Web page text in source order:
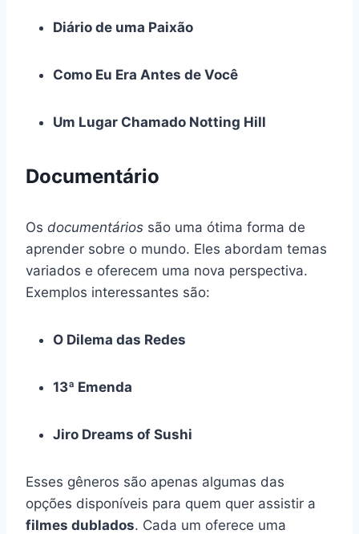
Diário de uma Paixão
Como Eu Era Antes de Você
Um Lugar Chamado Notting Hill
Documentário
Os documentários são uma ótima forma de
aprender sobre o mundo. Eles abordam temas
variados e oferecem uma nova perspectiva.
Exemplos interessantes são:
O Dilema das Redes
13ª Emenda
Jiro Dreams of Sushi
Esses gêneros são apenas algumas das
opções disponíveis para quem quer assistir a
filmes dublados. Cada um oferece uma